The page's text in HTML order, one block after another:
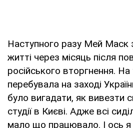
Наступного разу Мей Маск
житті через місяць після
російського вторгнення.
перебувала на заході
було вигадати, як вивезти
студії в Києві. Адже всі
мало що працювало. І ось